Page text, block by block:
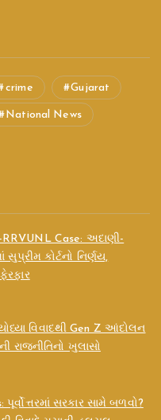
crime Gujarat
National News
Case: અદાણી-
સુપ્રીમ કોર્ટનો નિર્ણય,
વિવાદથી Gen Z આંદોલન
રાજનીતિનો ખુલાસો
સરકાર સામે બળવો?